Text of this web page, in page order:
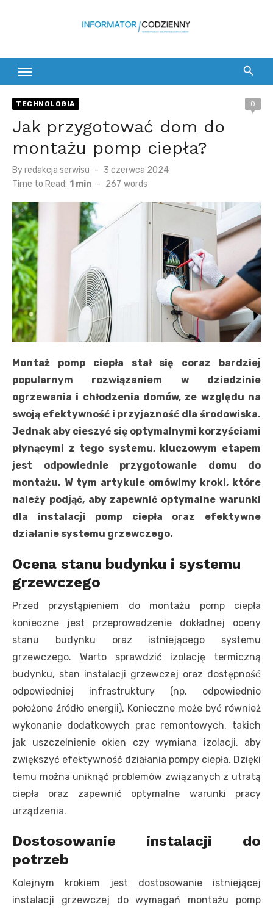
TECHNOLOGIA 0
Jak przygotować dom do
montażu pomp ciepła?
Byredakcja serwisu
Posted
on
3 czerwca 2024
Time to Read: 1 min - 267 words
Montaż pomp ciepła stał się coraz bardziej
popularnym rozwiązaniem w dziedzinie
ogrzewania i chłodzenia domów, ze względu na
swoją efektywność i przyjazność dla środowiska.
Jednak aby cieszyć się optymalnymi korzyściami
płynącymi z tego systemu, kluczowym etapem
jest odpowiednie przygotowanie domu do
montażu. W tym artykule omówimy kroki, które
należy podjąć, aby zapewnić optymalne warunki
dla instalacji pomp ciepła oraz efektywne
działanie systemu grzewczego.
Ocena stanu budynku i systemu
grzewczego
Przed przystąpieniem do montażu pomp ciepła
konieczne jest przeprowadzenie dokładnej oceny
stanu budynku oraz istniejącego systemu
grzewczego. Warto sprawdzić izolację termiczną
budynku, stan instalacji grzewczej oraz dostępność
odpowiedniej infrastruktury (np. odpowiednio
położone źródło energii). Konieczne może być również
wykonanie dodatkowych prac remontowych, takich
jak uszczelnienie okien czy wymiana izolacji, aby
zwiększyć efektywność działania pompy ciepła. Dzięki
temu można uniknąć problemów związanych z utratą
ciepła oraz zapewnić optymalne warunki pracy
urządzenia.
Dostosowanie instalacji do
potrzeb
Kolejnym krokiem jest dostosowanie istniejącej
instalacji grzewczej do wymagań montażu pomp